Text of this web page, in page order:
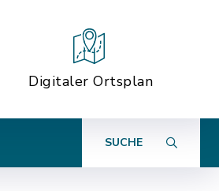
Digitaler Ortsplan
SUCHE